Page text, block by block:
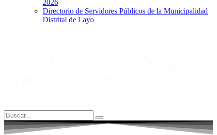
2026
Directorio de Servidores Públicos de la Municipalidad
Distrital de Layo